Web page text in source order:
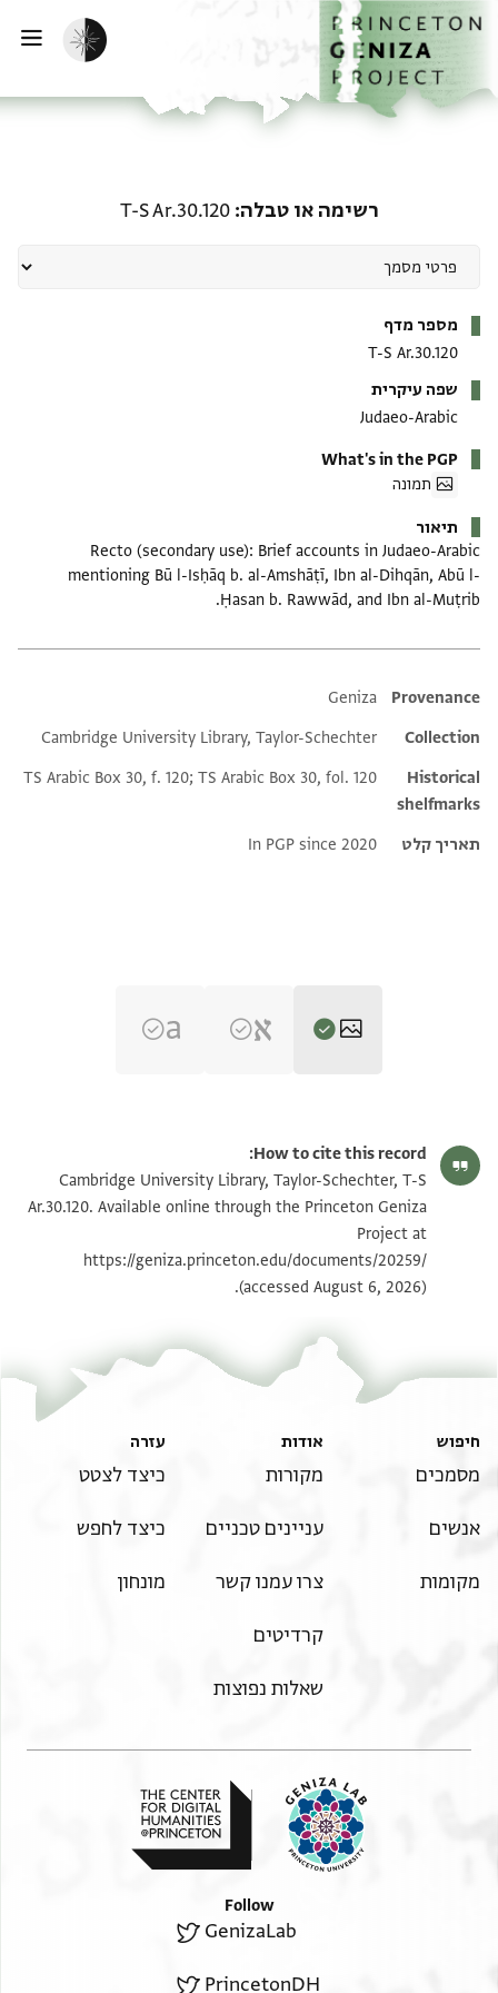
לתוכןהבית
הפעלת מצב כהה
רשימה או טבלה T-S Ar.30.120
מספר מדף
T-S Ar.30.120
שפה עיקרית
Judaeo-Arabic
What's in the PGP
תמונה
תיאור
Recto (secondary use): Brief accounts in Judaeo-Arabic
mentioning Bū l-Isḥāq b. al-Amshāṭī, Ibn al-Dihqān, Abū l-
Ḥasan b. Rawwād, and Ibn al-Muṭrib.
Additional metadata
Provenance
Geniza
Collection
Cambridge University Library, Taylor-Schechter
Historical
shelfmarks
TS Arabic Box 30, f. 120; TS Arabic Box 30, fol. 120
תאריך קלט In PGP since 2020
T-S Ar.30.120 1v
ראה :T-S Ar.30.120
תנאי היתר שימוש בתצלום
How to cite this record:
Cambridge University Library, Taylor-Schechter, T-S
Ar.30.120. Available online through the Princeton Geniza
Project at
https://geniza.princeton.edu/documents/20259/
(accessed August 6, 2026).
חיפוש
מסמכים
אנשים
מקומות
אודות
מקורות
עניינים טכניים
צרו עמנו קשר
קרדיטים
שאלות נפוצות
עזרה
כיצד לצטט
כיצד לחפש
מונחון
Follow
GenizaLab
PrincetonDH